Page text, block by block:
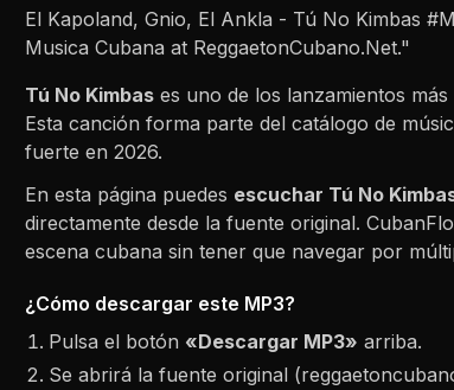
El Kapoland, Gnio, El Ankla - Tú No Kimbas
Musica Cubana at ReggaetonCubano.Net."
Tú No Kimbas es uno de los lanzamientos más
Esta canción forma parte del catálogo de
fuerte en 2026.
En esta página puedes escuchar Tú No
directamente desde la fuente original.
escena cubana sin tener que navegar por
¿Cómo descargar este MP3?
Pulsa el botón «Descargar MP3» arriba.
Se abrirá la fuente original